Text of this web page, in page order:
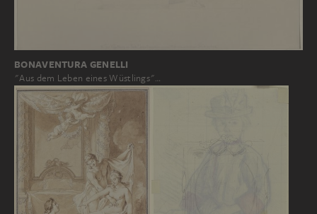
BONAVENTURA GENELLI
"Aus dem Leben eines Wüstlings"…